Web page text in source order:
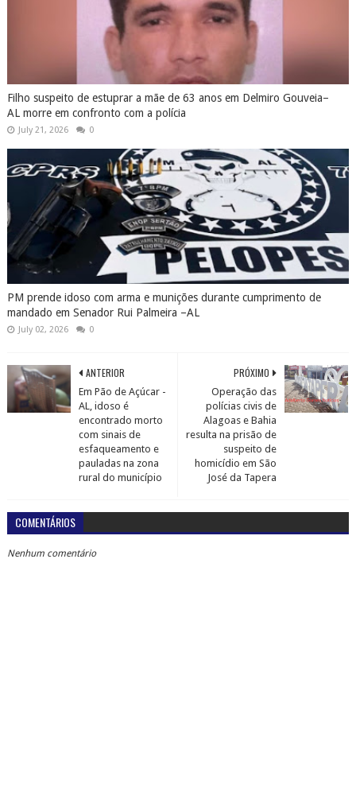
Filho suspeito de estuprar a mãe de 63 anos em Delmiro Gouveia–
AL morre em confronto com a polícia
July 21, 2026 0
PM prende idoso com arma e munições durante cumprimento de
mandado em Senador Rui Palmeira –AL
July 02, 2026 0
PRÓXIMO
Operação das
polícias civis de
Alagoas e Bahia
resulta na prisão de
suspeito de
homicídio em São
José da Tapera
ANTERIOR
Em Pão de Açúcar -
AL, idoso é
encontrado morto
com sinais de
esfaqueamento e
pauladas na zona
rural do município
COMENTÁRIOS
Nenhum comentário